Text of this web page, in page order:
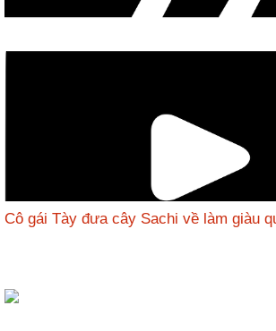
Cô gái Tày đưa cây Sachi về làm giàu